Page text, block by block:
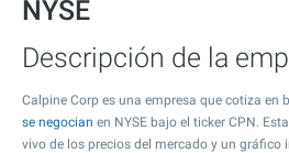
NYSE
Descripción de la
Calpine Corp es una empresa que cotiza en
se negocian en NYSE bajo el ticker CPN.
vivo de los precios del mercado y un gráfico